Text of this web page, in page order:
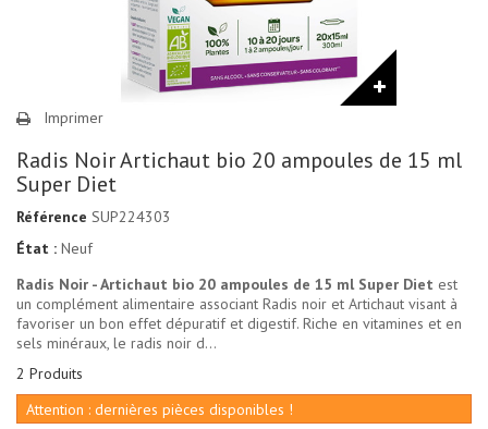
Imprimer
Radis Noir Artichaut bio 20 ampoules de 15 ml
Super Diet
Référence SUP224303
État : Neuf
Radis Noir - Artichaut bio 20 ampoules de 15 ml Super Diet est
un complément alimentaire associant Radis noir et Artichaut visant à
favoriser un bon effet dépuratif et digestif. Riche en vitamines et en
sels minéraux, le radis noir d...
2 Produits
Attention : dernières pièces disponibles !